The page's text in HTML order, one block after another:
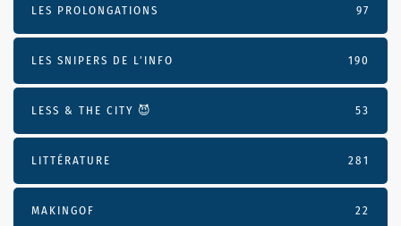
LES PROLONGATIONS 97
LES SNIPERS DE L’INFO 190
LESS & THE CITY 😈 53
LITTÉRATURE 281
MAKINGOF 22